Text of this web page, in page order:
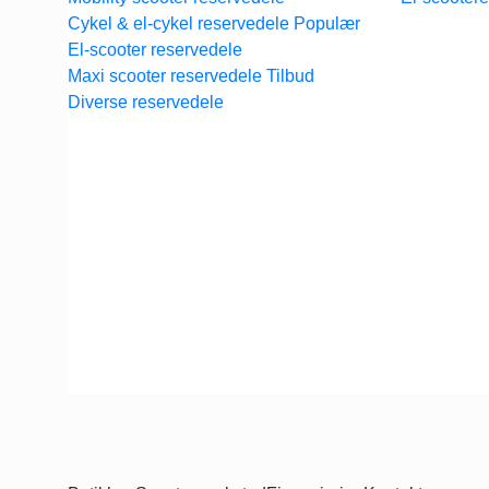
Cykel & el-cykel reservedele
El-scooter reservedele
Maxi scooter reservedele
Diverse reservedele